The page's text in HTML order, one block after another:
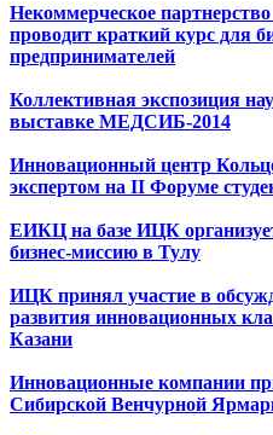
Некоммерческое
проводит краткий курс для
предпринимателей
Коллективная экспозиция
выставке МЕДСИБ-2014
Инновационный центр
экспертом на II Форуме
ЕИКЦ на базе ИЦК
бизнес-миссию в Тулу
ИЦК принял участие в
развития инновационных
Казани
Инновационные компании
Сибирской Венчурной